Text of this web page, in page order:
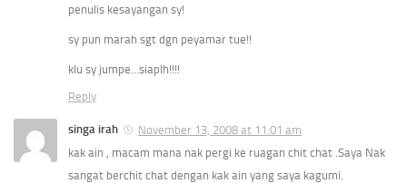
penulis kesayangan sy!
sy pun marah sgt dgn peyamar tue!!
klu sy jumpe…siaplh!!!!
Reply
singa irah
November 13, 2008 at 11:01 am
kak ain , macam mana nak pergi ke ruagan chit chat .Saya Nak
sangat berchit chat dengan kak ain yang saya kagumi.